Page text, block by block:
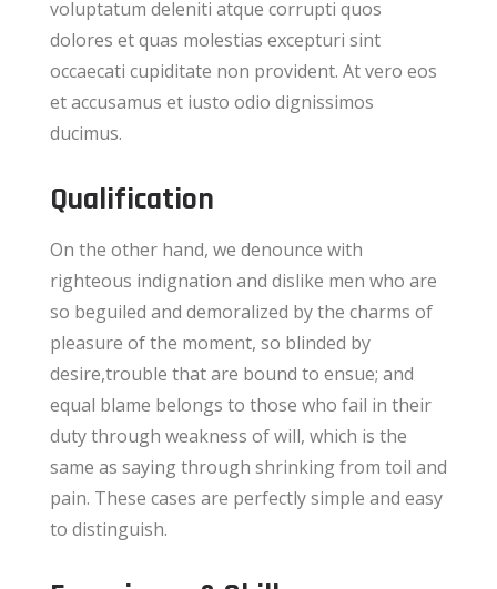
voluptatum deleniti atque corrupti quos
dolores et quas molestias excepturi sint
occaecati cupiditate non provident. At vero eos
et accusamus et iusto odio dignissimos
ducimus.
Qualification
On the other hand, we denounce with
righteous indignation and dislike men who are
so beguiled and demoralized by the charms of
pleasure of the moment, so blinded by
desire,trouble that are bound to ensue; and
equal blame belongs to those who fail in their
duty through weakness of will, which is the
same as saying through shrinking from toil and
pain. These cases are perfectly simple and easy
to distinguish.